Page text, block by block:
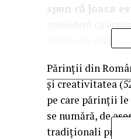
spun că joaca
Părinții din
și creativitatea
pe care părinții
se numără, de
tradiționali